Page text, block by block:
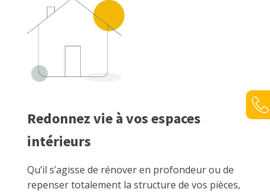
Redonnez vie à vos espaces
intérieurs
Qu’il s’agisse de rénover en profondeur ou de
repenser totalement la structure de vos pièces,